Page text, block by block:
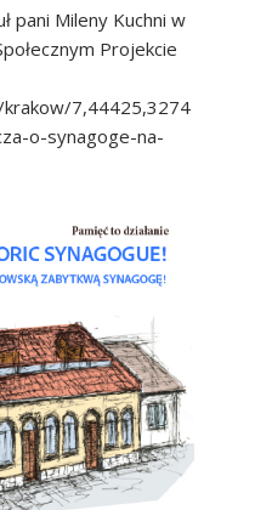
pani Mileny Kuchni w
Projekcie
7,44425,3274
o-synagoge-na-